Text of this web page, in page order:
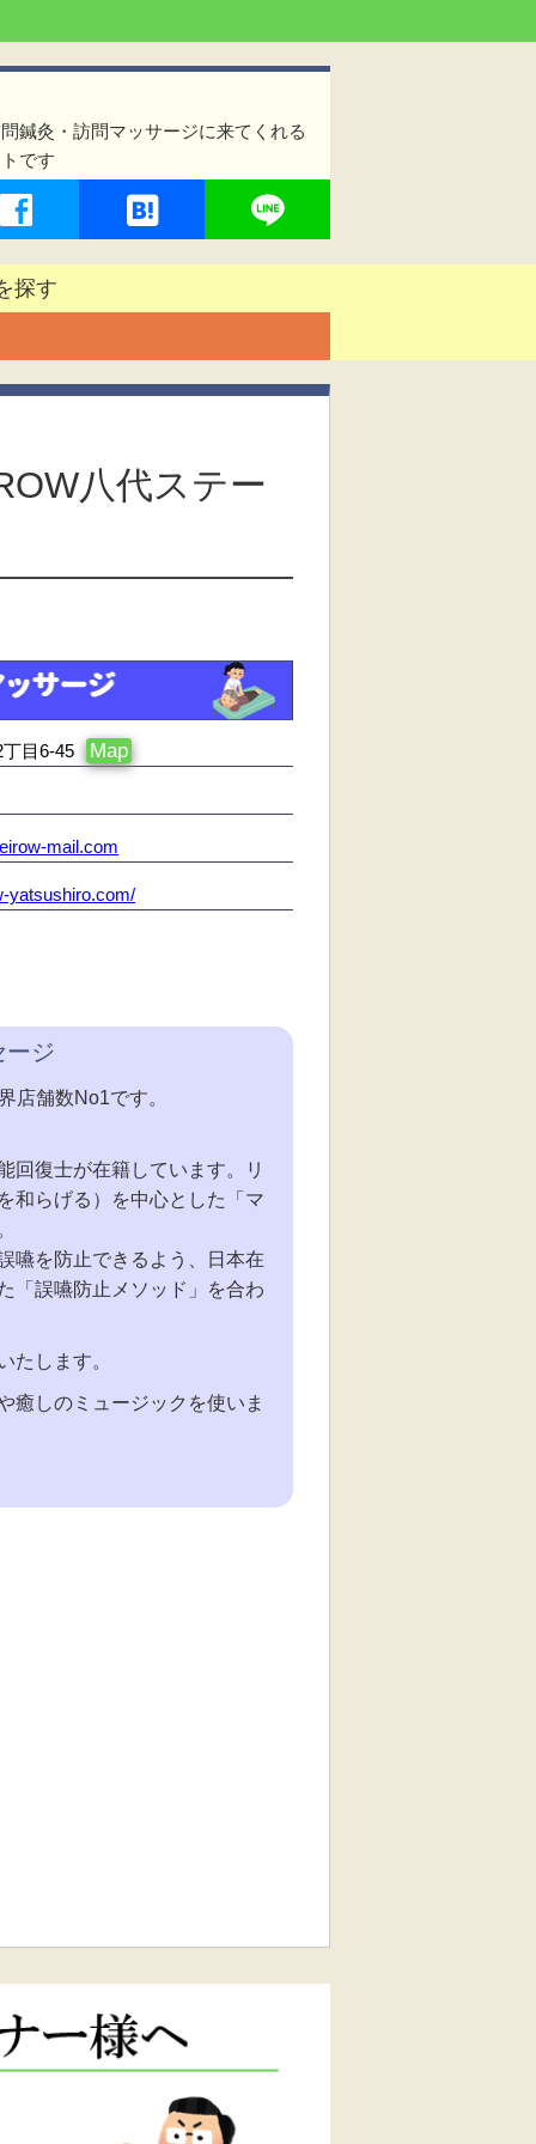
鍼灸・訪問マッサージに来てくれる
です
探す
八代ステー
目6-45 Map
mail.com
yatsushiro.com/
ージ
店舗数No1です。
回復士が在籍しています。リ
和らげる）を中心とした「マ
嚥を防止できるよう、日本在
「誤嚥防止メソッド」を合わ
たします。
癒しのミュージックを使いま